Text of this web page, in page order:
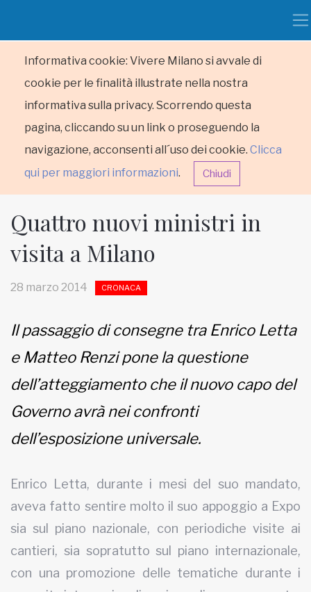
Informativa cookie: Vivere Milano si avvale di
cookie per le finalità illustrate nella nostra
informativa sulla privacy. Scorrendo questa
pagina, cliccando su un link o proseguendo la
navigazione, acconsenti all´uso dei cookie. Clicca
qui per maggiori informazioni. Chiudi
HOME
MUNICIPI
Inviateci le vostre segnalazioni
Iscriviti alla newsletter
Fondato e diretto da Enzo De
EDB edizioni - Via Brivio angolo C.
Imbonati, 89 20159 Milano (Italia)
Informativa sulla privacy
Quattro nuovi ministri in
visita a Milano
28 marzo 2014 CRONACA
Il passaggio di consegne tra Enrico Letta
e Matteo Renzi pone la questione
dell’atteggiamento che il nuovo capo del
Governo avrà nei confronti
dell’esposizione universale.
Enrico Letta, durante i mesi del suo mandato,
aveva fatto sentire molto il suo appoggio a Expo
sia sul piano nazionale, con periodiche visite ai
cantieri, sia sopratutto sul piano internazionale,
con una promozione delle tematiche durante i